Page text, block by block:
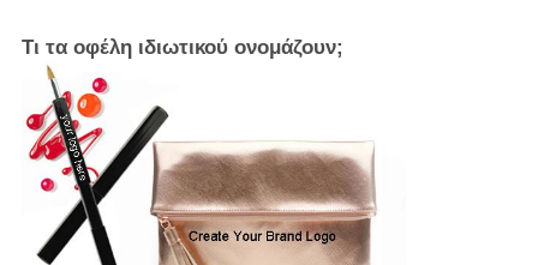
Τι τα οφέλη ιδιωτικού ονομάζουν;